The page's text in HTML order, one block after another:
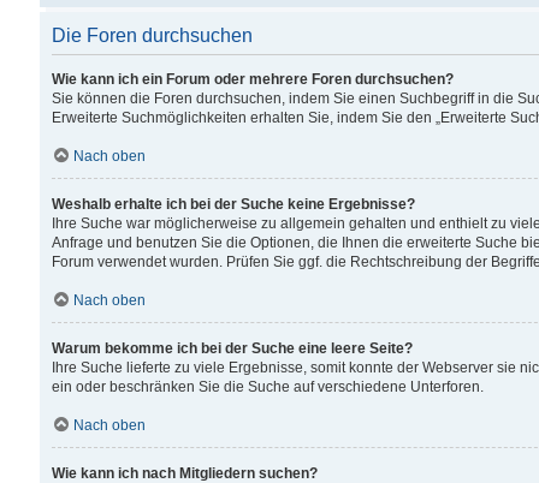
Die Foren durchsuchen
Wie kann ich ein Forum oder mehrere Foren durchsuchen?
Sie können die Foren durchsuchen, indem Sie einen Suchbegriff in die
Erweiterte Suchmöglichkeiten erhalten Sie, indem Sie den „Erweiterte
Nach oben
Weshalb erhalte ich bei der Suche keine Ergebnisse?
Ihre Suche war möglicherweise zu allgemein gehalten und enthielt zu
Anfrage und benutzen Sie die Optionen, die Ihnen die erweiterte Suche
Forum verwendet wurden. Prüfen Sie ggf. die Rechtschreibung der
Nach oben
Warum bekomme ich bei der Suche eine leere Seite?
Ihre Suche lieferte zu viele Ergebnisse, somit konnte der Webserver sie
ein oder beschränken Sie die Suche auf verschiedene Unterforen.
Nach oben
Wie kann ich nach Mitgliedern suchen?